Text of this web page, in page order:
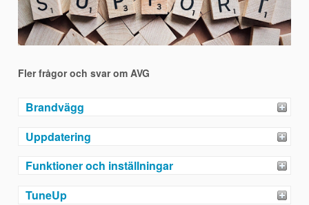
Fler frågor och svar om AVG
Brandvägg
Uppdatering
Funktioner och inställningar
TuneUp